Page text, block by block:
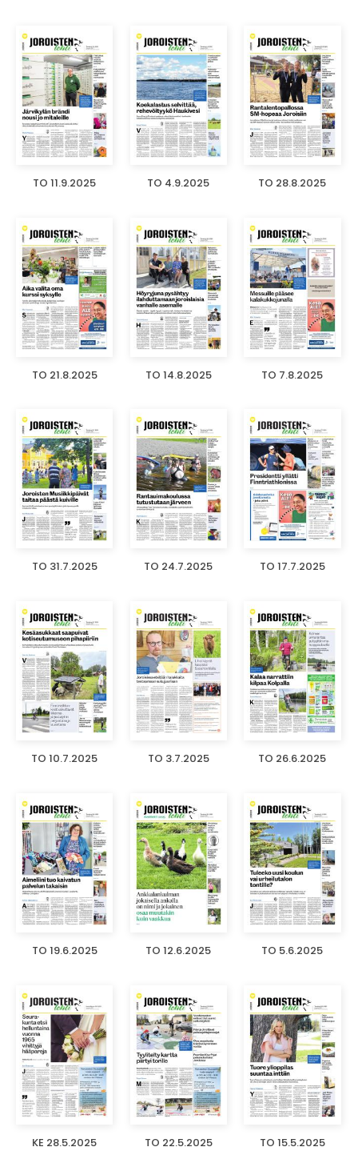
TO 11.9.2025 TO 4.9.2025 TO 28.8.2025
TO 21.8.2025 TO 14.8.2025 TO 7.8.2025
TO 31.7.2025 TO 24.7.2025 TO 17.7.2025
TO 10.7.2025 TO 3.7.2025 TO 26.6.2025
TO 19.6.2025 TO 12.6.2025 TO 5.6.2025
KE 28.5.2025 TO 22.5.2025 TO 15.5.2025